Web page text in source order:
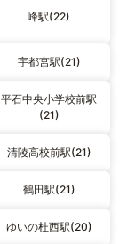
峰駅(22)
宇都宮駅(21)
平石中央小学校前駅
(21)
清陵高校前駅(21)
鶴田駅(21)
ゆいの杜西駅(20)